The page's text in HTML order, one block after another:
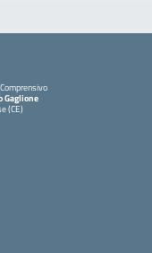
Gaglione
(CE)
la pagina iniziale della scuola